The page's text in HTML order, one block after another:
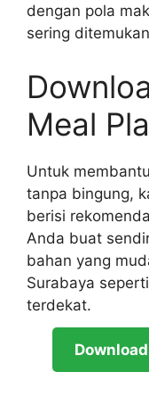
dengan pola
sering
Meal
Untuk
tanpa bingung,
berisi
Anda buat
bahan yang
Surabaya
terdekat.